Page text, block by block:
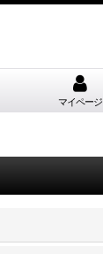
マイページ